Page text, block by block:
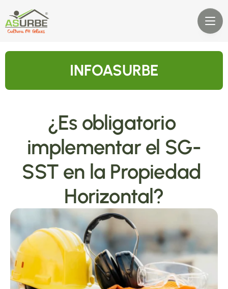
INFOASURBE
¿Es obligatorio
implementar el SG-
SST en la Propiedad
Horizontal?